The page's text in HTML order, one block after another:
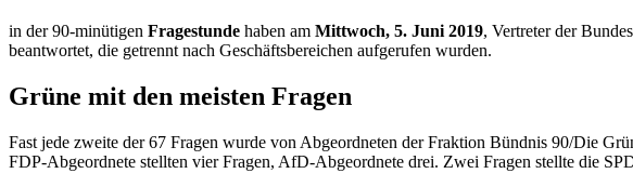
in der 90-minütigen Fragestunde haben am Mittwoch, 5. Juni 2019, Vertreter der
beantwortet, die getrennt nach Geschäftsbereichen aufgerufen wurden.
Grüne mit den meisten Fragen
Fast jede zweite der 67 Fragen wurde von Abgeordneten der Fraktion Bündnis 90/Die
FDP-Abgeordnete stellten vier Fragen, AfD-Abgeordnete drei. Zwei Fragen stellte die